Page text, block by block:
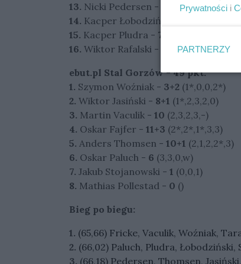
13. Nicki Pedersen -
(3,3,3,d,2)
14. Kacper Łobodziński -
15. Kacper Pludra - 7
16. Wiktor Rafalski -
ebut.pl Stal Gorzów-49 pkt.
1. Szymon Woźniak - 3+2 (1*,0,0,2*)
2. Wiktor Jasiński - 8+1 (1*,2,3,2,0)
3. Martin Vaculik - 10 (2,3,2,3,-)
4. Oskar Fajfer - 11+3 (2*,2*,1*,3,3)
5. Anders Thomsen - 10+1 (2,1,2,2*,3)
6. Oskar Paluch - 6 (3,3,0,w)
7. Jakub Stojanowski - 1 (0,0,1)
8. Mathias Pollestad - 0 ()
Bieg po biegu:
1. (65,66) Fricke, Vaculik, Woźniak,
2. (66,02) Paluch, Pludra,
3. (66,18) Pedersen, Thomsen,
Prywatności i
PARTNERZY